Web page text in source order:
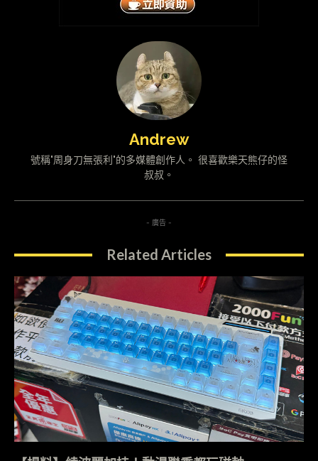
Andrew
號稱"周身刀無張利"的多媒體創作人。 很喜歡樂天熊仔的怪
叔叔。
- 廣告 -
Related Articles